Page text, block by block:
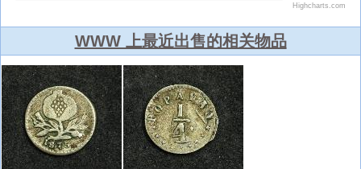
WWW 上最近出售的相关物品